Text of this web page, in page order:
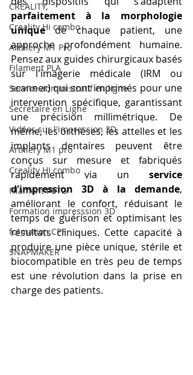
CREALITY,
Creality Hi combo
Artillery M1 Pro
Filament PLA
Service administratif en ligne
Secrétaire en Ligne
Vidéos sur l'impression 3D,
Artillery M1 pro
Creality HI combo
Filament PETG
Formation impresssion 3D
formation CPF
SNAPMAKER
parfaitement à la morphologie
unique de chaque patient, une
approche profondément humaine.
Pensez aux guides chirurgicaux basés
sur l'imagerie médicale (IRM ou
scanner) qui sont imprimés pour une
intervention spécifique, garantissant
une précision millimétrique. De
même, les orthèses, les attelles et les
implants dentaires peuvent être
conçus sur mesure et fabriqués
rapidement via un service
d'impression 3D à la demande,
améliorant le confort, réduisant le
temps de guérison et optimisant les
résultats cliniques. Cette capacité à
produire une pièce unique, stérile et
biocompatible en très peu de temps
est une révolution dans la prise en
charge des patients.